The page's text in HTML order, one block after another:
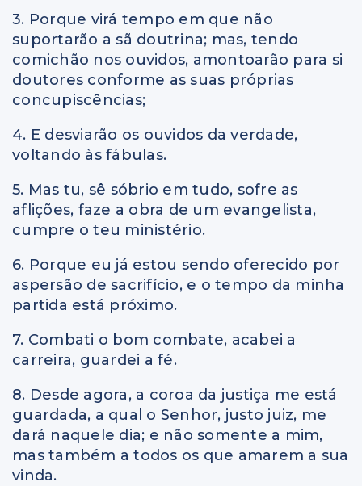
3. Porque virá tempo em que não
suportarão a sã doutrina; mas, tendo
comichão nos ouvidos, amontoarão para si
doutores conforme as suas próprias
concupiscências;
4. E desviarão os ouvidos da verdade,
voltando às fábulas.
5. Mas tu, sê sóbrio em tudo, sofre as
aflições, faze a obra de um evangelista,
cumpre o teu ministério.
6. Porque eu já estou sendo oferecido por
aspersão de sacrifício, e o tempo da minha
partida está próximo.
7. Combati o bom combate, acabei a
carreira, guardei a fé.
8. Desde agora, a coroa da justiça me está
guardada, a qual o Senhor, justo juiz, me
dará naquele dia; e não somente a mim,
mas também a todos os que amarem a sua
vinda.